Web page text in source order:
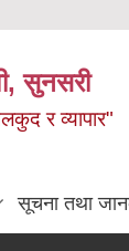
सुनसरी
र व्यापार"
सूचना तथा